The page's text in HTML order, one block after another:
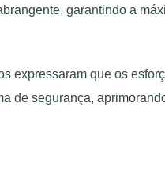
garantindo a
expressaram que os
de segurança,